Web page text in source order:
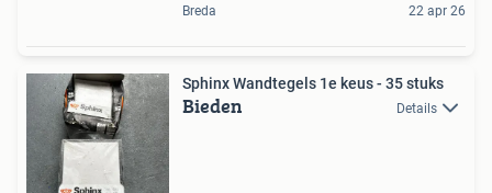
Breda 22 apr 26
Sphinx Wandtegels 1e keus - 35 stuks
Bieden Details